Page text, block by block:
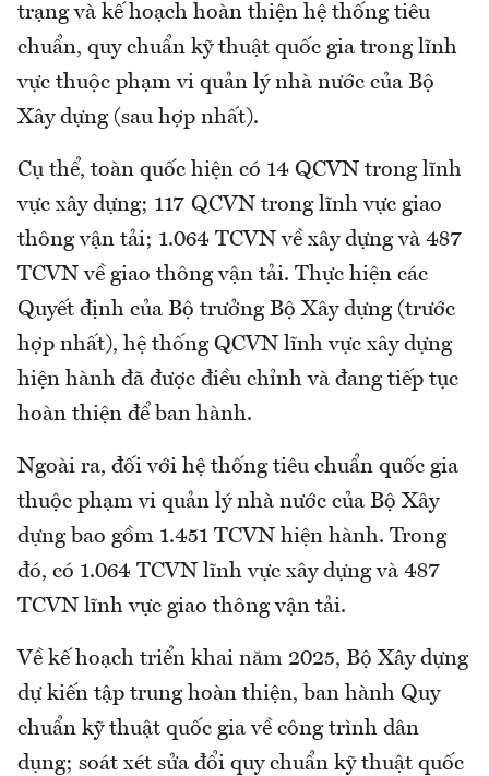
trạng và kế hoạch hoàn thiện hệ thống tiêu
chuẩn, quy chuẩn kỹ thuật quốc gia trong lĩnh
vực thuộc phạm vi quản lý nhà nước của Bộ
Xây dựng (sau hợp nhất).
Cụ thể, toàn quốc hiện có 14 QCVN trong lĩnh
vực xây dựng; 117 QCVN trong lĩnh vực giao
thông vận tải; 1.064 TCVN về xây dựng và 487
TCVN về giao thông vận tải. Thực hiện các
Quyết định của Bộ trưởng Bộ Xây dựng (trước
hợp nhất), hệ thống QCVN lĩnh vực xây dựng
hiện hành đã được điều chỉnh và đang tiếp tục
hoàn thiện để ban hành.
Ngoài ra, đối với hệ thống tiêu chuẩn quốc gia
thuộc phạm vi quản lý nhà nước của Bộ Xây
dựng bao gồm 1.451 TCVN hiện hành. Trong
đó, có 1.064 TCVN lĩnh vực xây dựng và 487
TCVN lĩnh vực giao thông vận tải.
Về kế hoạch triển khai năm 2025, Bộ Xây dựng
dự kiến tập trung hoàn thiện, ban hành Quy
chuẩn kỹ thuật quốc gia về công trình dân
dụng; soát xét sửa đổi quy chuẩn kỹ thuật quốc